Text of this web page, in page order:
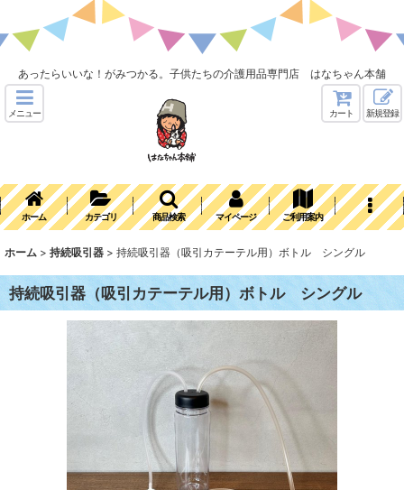
あったらいいな！がみつかる。子供たちの介護用品専門店 はなちゃん本舗
メニュー カート 新規登録
ホーム カテゴリ 商品検索 マイページ ご利用案内
ホーム > 持続吸引器 > 持続吸引器（吸引カテーテル用）ボトル シングル
持続吸引器（吸引カテーテル用）ボトル シングル